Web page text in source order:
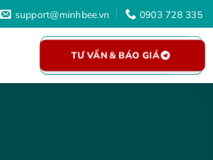
support@minhbee.vn 0903 728 335
TƯ VẤN & BÁO GIÁ